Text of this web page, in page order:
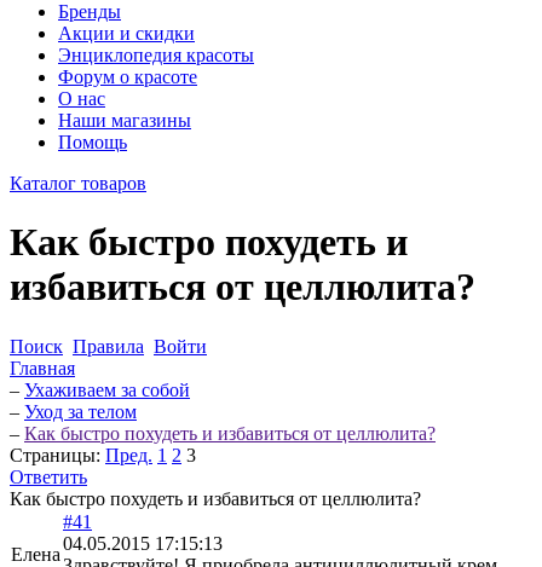
Бренды
Акции и скидки
Энциклопедия красоты
Форум о красоте
О нас
Наши магазины
Помощь
Каталог товаров
Как быстро похудеть и
избавиться от целлюлита?
Поиск Правила Войти
Главная
– Ухаживаем за собой
– Уход за телом
– Как быстро похудеть и избавиться от целлюлита?
Страницы: Пред. 1 2 3
Ответить
Как быстро похудеть и избавиться от целлюлита?
Елена
#41
04.05.2015 17:15:13